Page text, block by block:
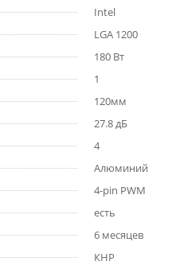
Intel
LGA 1200
180 Вт
1
120мм
27.8 дБ
4
Алюминий
4-pin PWM
есть
6 месяцев
КНР